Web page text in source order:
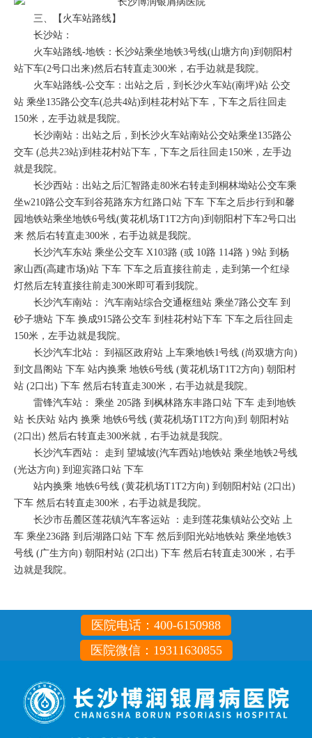
三、【火车站路线】
长沙站：
火车站路线-地铁：长沙站乘坐地铁3号线(山塘方向)到朝阳村
站下车(2号口出来)然后右转直走300米，右手边就是我院。
火车站路线-公交车：出站之后，到长沙火车站(南坪)站 公交
站 乘坐135路公交车(总共4站)到桂花村站下车，下车之后往回走
150米，左手边就是我院。
长沙南站：出站之后，到长沙火车站南站公交站乘坐135路公
交车 (总共23站)到桂花村站下车，下车之后往回走150米，左手边
就是我院。
长沙西站：出站之后汇智路走80米右转走到桐林坳站公交车乘
坐w210路公交车到谷苑路东方红路口站 下车 下车之后步行到和馨
园地铁站乘坐地铁6号线(黄花机场T1T2方向)到朝阳村下车2号口出
来 然后右转直走300米，右手边就是我院。
长沙汽车东站 乘坐公交车 X103路 (或 10路 114路 ) 9站 到杨
家山西(高建市场)站 下车 下车之后直接往前走，走到第一个红绿
灯然后左转直接往前走300米即可看到我院。
长沙汽车南站： 汽车南站综合交通枢纽站 乘坐7路公交车 到
砂子塘站 下车 换成915路公交车 到桂花村站下车 下车之后往回走
150米，左手边就是我院。
长沙汽车北站： 到福区政府站 上车乘地铁1号线 (尚双塘方向)
到文昌阁站 下车 站内换乘 地铁6号线 (黄花机场T1T2方向) 朝阳村
站 (2口出) 下车 然后右转直走300米，右手边就是我院。
雷锋汽车站： 乘坐 205路 到枫林路东丰路口站 下车 走到地铁
站 长庆站 站内 换乘 地铁6号线 (黄花机场T1T2方向)到 朝阳村站
(2口出) 然后右转直走300米就，右手边就是我院。
长沙汽车西站： 走到 望城坡(汽车西站)地铁站 乘坐地铁2号线
(光达方向) 到迎宾路口站 下车
站内换乘 地铁6号线 (黄花机场T1T2方向) 到朝阳村站 (2口出)
下车 然后右转直走300米，右手边就是我院。
长沙市岳麓区莲花镇汽车客运站 ：走到莲花集镇站公交站 上
车 乘坐236路 到后湖路口站 下车 然后到阳光站地铁站 乘坐地铁3
号线 (广生方向) 朝阳村站 (2口出) 下车 然后右转直走300米，右手
边就是我院。
医院电话：400-6150988
医院微信：19311630855